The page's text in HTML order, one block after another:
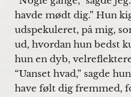
havde mødt dig.” Hun
udspekuleret, på mig,
ud, hvordan hun bedst
hun en dyb,
“Uanset hvad,” sagde
have følt dig fremmed,